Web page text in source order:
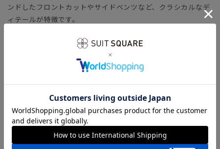
ンドしたフロントカットやサイドベンツなど、クラシカルなデ
ィテールが特徴です。
【生地】 ELANCO+（エランコ）
味する『ELANCO』。染色後の水を再利用することで、節水、
使用電力の削減、汚染物質排出の削減を実現した、自然や地球
にやさしいファブリックです。
ヨコ糸に弾性繊維を混紡することでストレッチ性を強化。ご家
庭で洗えるウォッシャブル機能もプラスし、実用性をさらに向